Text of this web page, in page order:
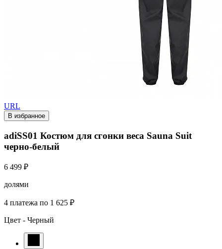
URL
В избранное
adiSS01 Костюм для сгонки веса Sauna Suit
черно-белый
6 499 ₽
долями
4 платежа по 1 625 ₽
Цвет - Черный